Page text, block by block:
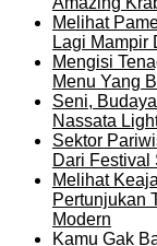
Melihat
Lagi Mampir
Mengisi
Menu Yang
Seni,
Nassata
Sektor
Dari Festival
Melihat
Pertunjukan
Modern
Kamu Gak